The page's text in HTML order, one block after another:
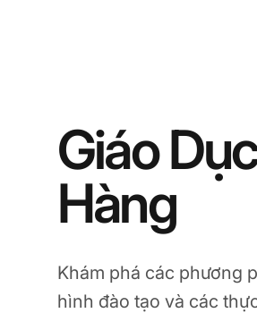
Giáo
Hàng
Khám phá các phương
hình đào tạo và các